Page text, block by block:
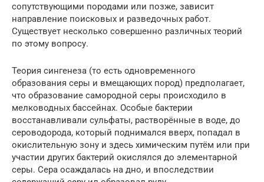
сопутствующими породами или позже, зависит
направление поисковых и разведочных работ.
Существует несколько совершенно различных теорий
по этому вопросу.
Теория сингенеза (то есть одновременного
образования серы и вмещающих пород) предполагает,
что образование самородной серы происходило в
мелководных бассейнах. Особые бактерии
восстанавливали сульфаты, растворённые в воде, до
сероводорода, который поднимался вверх, попадал в
окислительную зону и здесь химическим путём или при
участии других бактерий окислялся до элементарной
серы. Сера осаждалась на дно, и впоследствии